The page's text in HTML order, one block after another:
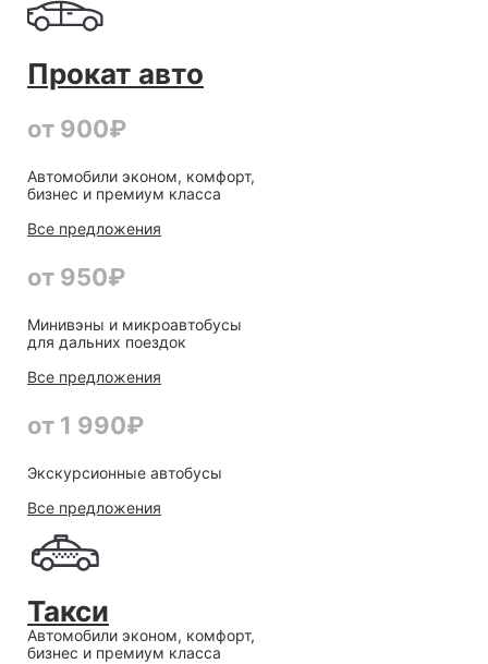
Прокат авто
от 900₽
Автомобили эконом, комфорт,
бизнес и премиум класса
Все предложения
от 950₽
Минивэны и микроавтобусы
для дальних поездок
Все предложения
от 1 990₽
Экскурсионные автобусы
Все предложения
Такси
Автомобили эконом, комфорт,
бизнес и премиум класса